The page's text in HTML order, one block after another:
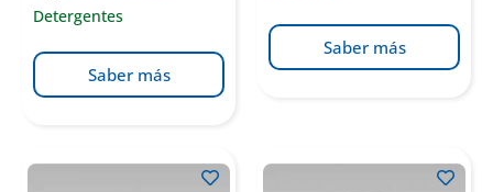
Detergentes
Saber más
Saber más